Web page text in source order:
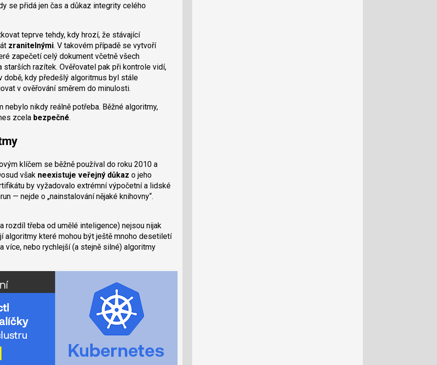
se přidá jen čas a důkaz integrity celého
teprve tehdy, kdy hrozí, že stávající
zranitelnými. V takovém případě se vytvoří
zapečetí celý dokument včetně všech
razítek. Ověřovatel pak při kontrole vidí,
době, kdy předešlý algoritmus byl stále
v ověřování směrem do minulosti.
nikdy reálně potřeba. Běžné algoritmy,
zcela bezpečné.
klíčem se běžně používal do roku 2010 a
však neexistuje veřejný důkaz o jeho
by vyžadovalo extrémní výpočetní a lidské
— nejde o „nainstalování nějaké knihovny“.
rozdíl třeba od umělé inteligence) nejsou nijak
algoritmy které mohou být ještě mnoho desetiletí
více, nebo rychlejší (a stejně silné) algoritmy